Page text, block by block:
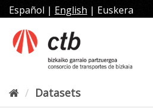
Skip
to
content
Español | English | Euskera
Datasets